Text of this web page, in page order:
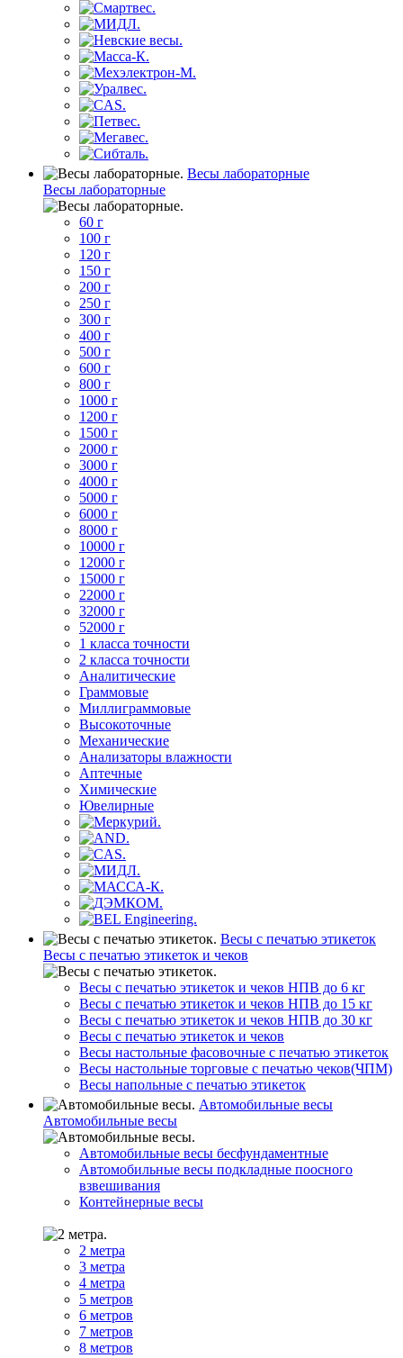
Весы лабораторные
Весы лабораторные
60 г
100 г
120 г
150 г
200 г
250 г
300 г
400 г
500 г
600 г
800 г
1000 г
1200 г
1500 г
2000 г
3000 г
4000 г
5000 г
6000 г
8000 г
10000 г
12000 г
15000 г
22000 г
32000 г
52000 г
1 класса точности
2 класса точности
Аналитические
Граммовые
Миллиграммовые
Высокоточные
Механические
Анализаторы влажности
Аптечные
Химические
Ювелирные
Весы с печатью этикеток
Весы с печатью этикеток и чеков
Весы с печатью этикеток и чеков НПВ до 6 кг
Весы с печатью этикеток и чеков НПВ до 15 кг
Весы с печатью этикеток и чеков НПВ до 30 кг
Весы с печатью этикеток и чеков
Весы настольные фасовочные с печатью этикеток
Весы настольные торговые с печатью чеков(ЧПМ)
Весы напольные с печатью этикеток
Автомобильные весы
Автомобильные весы
Автомобильные весы бесфундаментные
Автомобильные весы подкладные поосного
взвешивания
Контейнерные весы
2 метра
3 метра
4 метра
5 метров
6 метров
7 метров
8 метров